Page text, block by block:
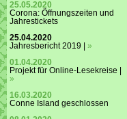
25.05.2020
Corona: Öffnungszeiten und
Jahrestickets
25.04.2020
Jahresbericht 2019 | »
01.04.2020
Projekt für Online-Lesekreise |
»
16.03.2020
Conne Island geschlossen